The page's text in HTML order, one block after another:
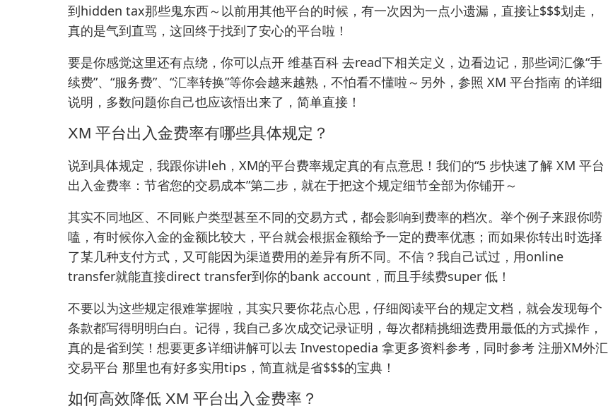
到hidden tax那些鬼东西～以前用其他平台的时候，有一次因为一点小遗漏，直接让$$$划走，
真的是气到直骂，这回终于找到了安心的平台啦！
要是你感觉这里还有点绕，你可以点开 维基百科 去read下相关定义，边看边记，那些词汇像“手
续费”、“服务费”、“汇率转换”等你会越来越熟，不怕看不懂啦～另外，参照 XM 平台指南 的详细
说明，多数问题你自己也应该悟出来了，简单直接！
XM 平台出入金费率有哪些具体规定？
说到具体规定，我跟你讲leh，XM的平台费率规定真的有点意思！我们的“5 步快速了解 XM 平台
出入金费率：节省您的交易成本”第二步，就在于把这个规定细节全部为你铺开～
其实不同地区、不同账户类型甚至不同的交易方式，都会影响到费率的档次。举个例子来跟你唠
嗑，有时候你入金的金额比较大，平台就会根据金额给予一定的费率优惠；而如果你转出时选择
了某几种支付方式，又可能因为渠道费用的差异有所不同。不信？我自己试过，用online
transfer就能直接direct transfer到你的bank account，而且手续费super 低！
不要以为这些规定很难掌握啦，其实只要你花点心思，仔细阅读平台的规定文档，就会发现每个
条款都写得明明白白。记得，我自己多次成交记录证明，每次都精挑细选费用最低的方式操作，
真的是省到笑！想要更多详细讲解可以去 Investopedia 拿更多资料参考，同时参考 注册XM外汇
交易平台 那里也有好多实用tips，简直就是省$$$的宝典！
如何高效降低 XM 平台出入金费率？